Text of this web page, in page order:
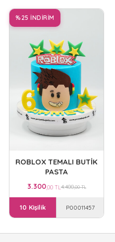
%25 İNDİRİM
ROBLOX TEMALI BUTİK
PASTA
3.300,00 TL4.400,00 TL
10 Kişilik P00011457